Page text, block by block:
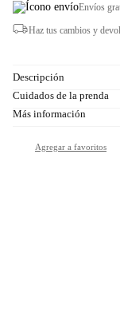
Envíos
Haz tus cambios y
Descripción
Cuidados de la prenda
Más información